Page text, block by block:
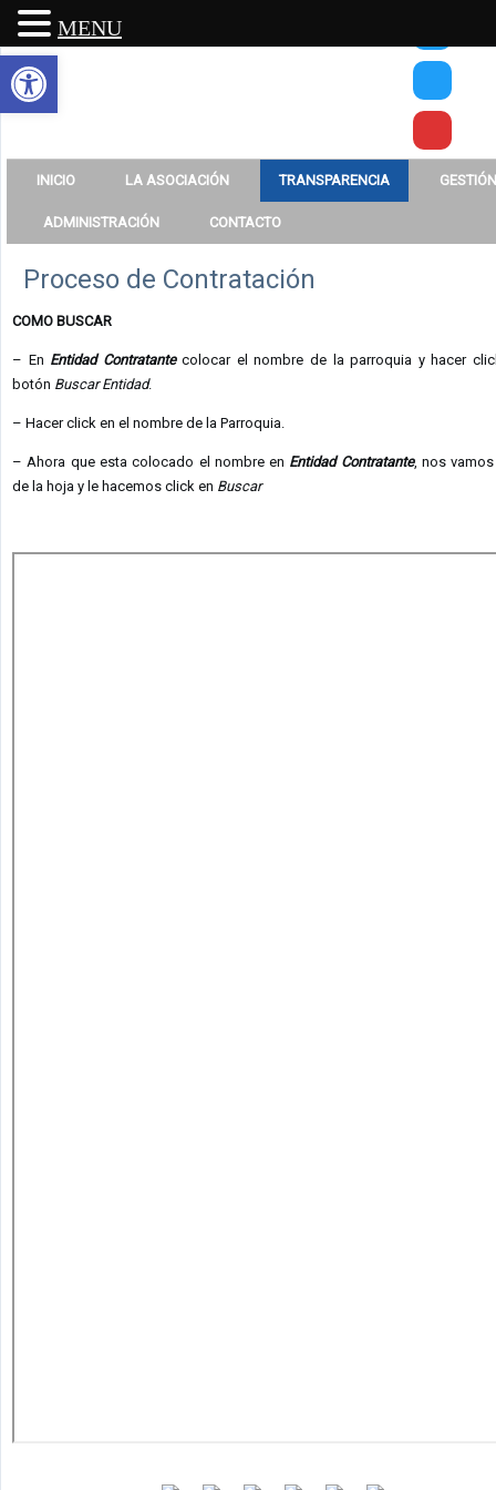
INICIO LA ASOCIACIÓN TRANSPARENCIA
ADMINISTRACIÓN CONTACTO
Proceso de Contratación
COMO BUSCAR
– En Entidad Contratantecolocar el nombre de la parroquia y hacer
botón Buscar Entidad.
– Hacer click en el nombre de la Parroquia.
– Ahora que esta colocado el nombre en Entidad Contratante, nos
de la hoja y le hacemos click en Buscar
MENU
Abrir barra de herramientas